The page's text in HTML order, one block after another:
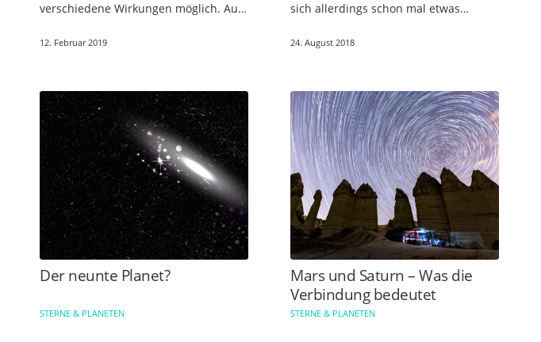
verschiedene Wirkungen möglich. Auf
dass Beziehungen gestärkt werden…
12. Februar 2019
sich allerdings schon mal etwas
auseinandergesetzt hat, der weiß,
24. August 2018
Der neunte Planet?
STERNE & PLANETEN
Mars und Saturn – Was die
Verbindung bedeutet
STERNE & PLANETEN